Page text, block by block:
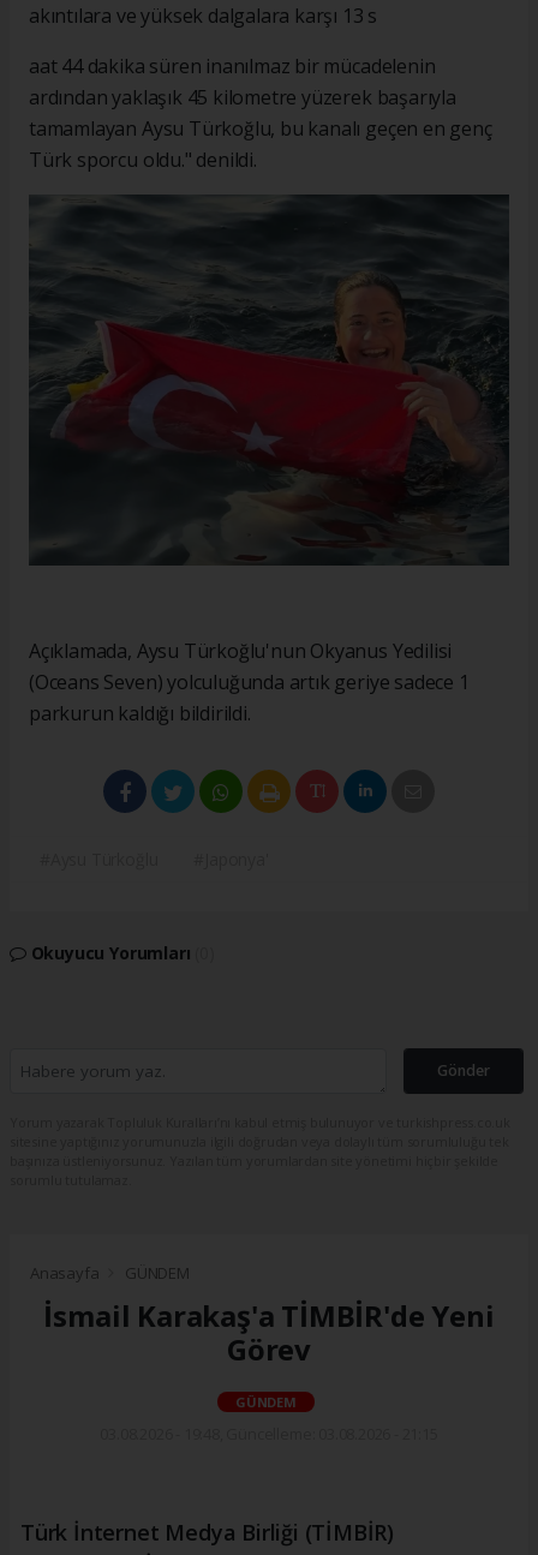
akıntılara ve yüksek dalgalara karşı 13 s
aat 44 dakika süren inanılmaz bir mücadelenin
ardından yaklaşık 45 kilometre yüzerek başarıyla
tamamlayan Aysu Türkoğlu, bu kanalı geçen en genç
Türk sporcu oldu." denildi.
Açıklamada, Aysu Türkoğlu'nun Okyanus Yedilisi
(Oceans Seven) yolculuğunda artık geriye sadece 1
parkurun kaldığı bildirildi.
Okuyucu Yorumları
Gönder
Anasayfa GÜNDEM
İsmail Karakaş'a TİMBİR'de Yeni
Görev
GÜNDEM
Türk İnternet Medya Birliği (TİMBİR)